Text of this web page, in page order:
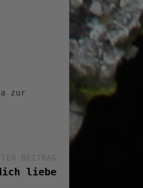
zur
Beitrag:
liebe